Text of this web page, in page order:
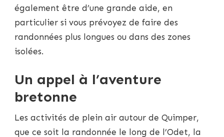
également être d’une grande aide, en
particulier si vous prévoyez de faire des
randonnées plus longues ou dans des zones
isolées.
Un appel à l’aventure
bretonne
Les activités de plein air autour de Quimper,
que ce soit la randonnée le long de l’Odet, la